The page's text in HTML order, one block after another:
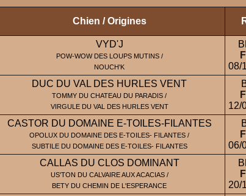
Chien / Origines
VYD'J
POW-WOW DES LOUPS MUTINS /
NOUCH'K
08/
DUC DU VAL DES HURLES VENT
TOMMY DU CHATEAU DU PARADIS /
VIRGULE DU VAL DES HURLES VENT
12/
CASTOR DU DOMAINE E-TOILES-FILANTES
OPOLUX DU DOMAINE DES E-TOILES- FILANTES /
SUBTILE DU DOMAINE DES E-TOILES- FILANTES
06/
CALLAS DU CLOS DOMINANT
US'TON DU CALVAIRE AUX ACACIAS /
BETY DU CHEMIN DE L'ESPERANCE
20/